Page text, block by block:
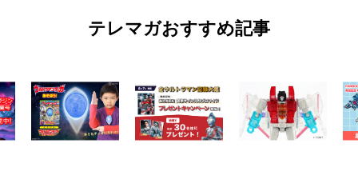
テレマガおすすめ記事